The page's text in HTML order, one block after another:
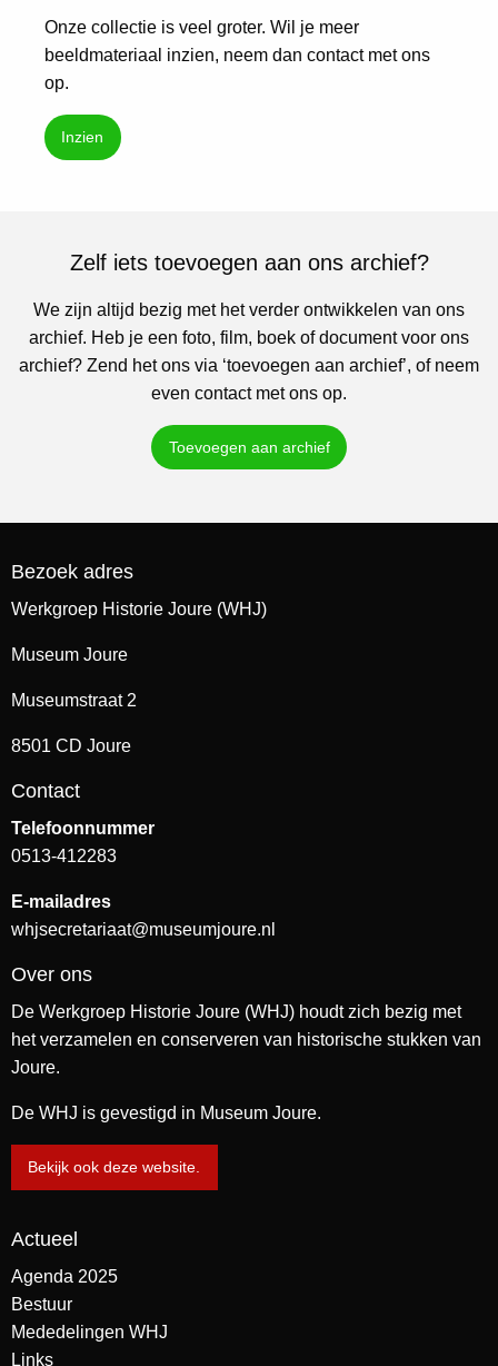
Onze collectie is veel groter. Wil je meer
beeldmateriaal inzien, neem dan contact met ons
op.
Inzien
Zelf iets toevoegen aan ons archief?
We zijn altijd bezig met het verder ontwikkelen van ons
archief. Heb je een foto, film, boek of document voor ons
archief? Zend het ons via ‘toevoegen aan archief’, of neem
even contact met ons op.
Toevoegen aan archief
Bezoek adres
Werkgroep Historie Joure (WHJ)
Museum Joure
Museumstraat 2
8501 CD Joure
Contact
Telefoonnummer
0513-412283
E-mailadres
whjsecretariaat@museumjoure.nl
Over ons
De Werkgroep Historie Joure (WHJ) houdt zich bezig met
het verzamelen en conserveren van historische stukken van
Joure.
De WHJ is gevestigd in Museum Joure.
Bekijk ook deze website.
Actueel
Agenda 2025
Bestuur
Mededelingen WHJ
Links